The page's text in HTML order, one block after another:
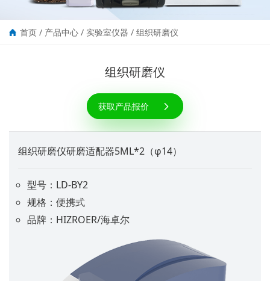
首页 / 产品中心 / 实验室仪器 / 组织研磨仪
组织研磨仪
获取产品报价
组织研磨仪研磨适配器5ML*2（φ14）
型号：LD-BY2
规格：便携式
品牌：HIZROER/海卓尔